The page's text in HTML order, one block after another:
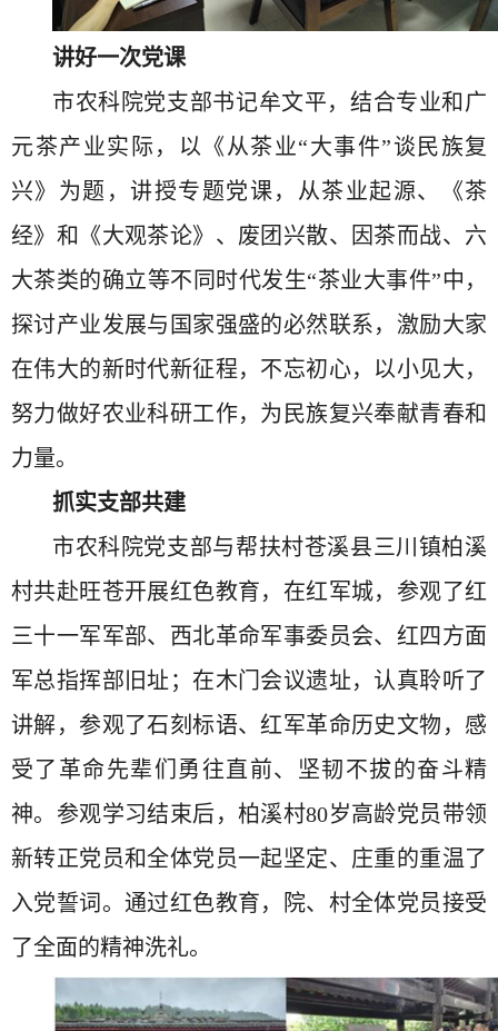
讲好一次党课
市农科院党支部书记牟文平，结合专业和广
元茶产业实际，以《从茶业“大事件”谈民族复
兴》为题，讲授专题党课，从茶业起源、《茶
经》和《大观茶论》、废团兴散、因茶而战、六
大茶类的确立等不同时代发生“茶业大事件”中，
探讨产业发展与国家强盛的必然联系，激励大家
在伟大的新时代新征程，不忘初心，以小见大，
努力做好农业科研工作，为民族复兴奉献青春和
力量。
抓实支部共建
市农科院党支部与帮扶村苍溪县三川镇柏溪
村共赴旺苍开展红色教育，在红军城，参观了红
三十一军军部、西北革命军事委员会、红四方面
军总指挥部旧址；在木门会议遗址，认真聆听了
讲解，参观了石刻标语、红军革命历史文物，感
受了革命先辈们勇往直前、坚韧不拔的奋斗精
神。参观学习结束后，柏溪村80岁高龄党员带领
新转正党员和全体党员一起坚定、庄重的重温了
入党誓词。通过红色教育，院、村全体党员接受
了全面的精神洗礼。